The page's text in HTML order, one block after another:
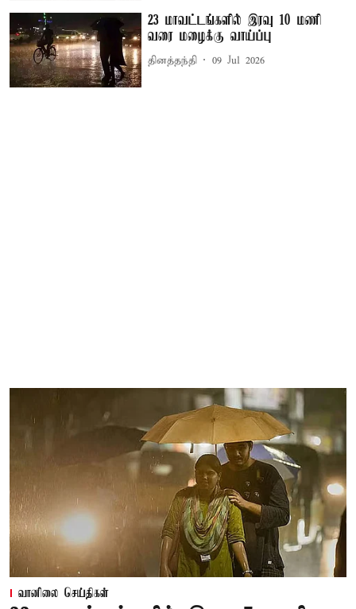
23 மாவட்டங்களில் இரவு 10 மணி
வரை மழைக்கு வாய்ப்பு
தினத்தந்தி 09 Jul 2026
வானிலை செய்திகள்